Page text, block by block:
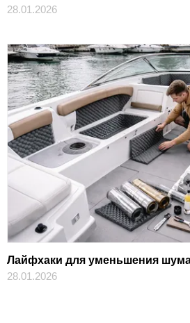
28.01.2026
Лайфхаки для уменьшения
28.01.2026